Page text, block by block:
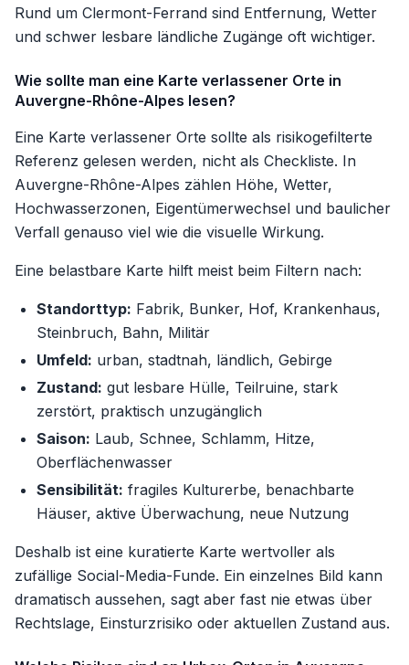
Rund um Clermont-Ferrand sind Entfernung, Wetter
und schwer lesbare ländliche Zugänge oft wichtiger.
Wie sollte man eine Karte verlassener Orte in
Auvergne-Rhône-Alpes lesen?
Eine Karte verlassener Orte sollte als risikogefilterte
Referenz gelesen werden, nicht als Checkliste. In
Auvergne-Rhône-Alpes zählen Höhe, Wetter,
Hochwasserzonen, Eigentümerwechsel und baulicher
Verfall genauso viel wie die visuelle Wirkung.
Eine belastbare Karte hilft meist beim Filtern nach:
Standorttyp: Fabrik, Bunker, Hof, Krankenhaus,
Steinbruch, Bahn, Militär
Umfeld: urban, stadtnah, ländlich, Gebirge
Zustand: gut lesbare Hülle, Teilruine, stark
zerstört, praktisch unzugänglich
Saison: Laub, Schnee, Schlamm, Hitze,
Oberflächenwasser
Sensibilität: fragiles Kulturerbe, benachbarte
Häuser, aktive Überwachung, neue Nutzung
Deshalb ist eine kuratierte Karte wertvoller als
zufällige Social-Media-Funde. Ein einzelnes Bild kann
dramatisch aussehen, sagt aber fast nie etwas über
Rechtslage, Einsturzrisiko oder aktuellen Zustand aus.